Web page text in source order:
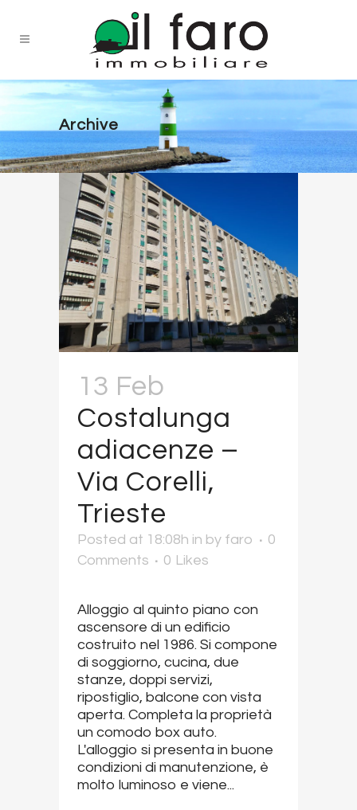
Archive
13 Feb
Costalunga
adiacenze –
Via Corelli,
Trieste
Posted at 18:08h in by faro
0
Comments
0 Likes
Alloggio al quinto piano con
ascensore di un edificio
costruito nel 1986. Si compone
di soggiorno, cucina, due
stanze, doppi servizi,
ripostiglio, balcone con vista
aperta. Completa la proprietà
un comodo box auto.
L'alloggio si presenta in buone
condizioni di manutenzione, è
molto luminoso e viene...